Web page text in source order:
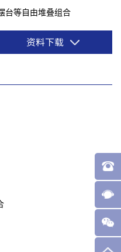
台等自由堆叠组合
资料下载